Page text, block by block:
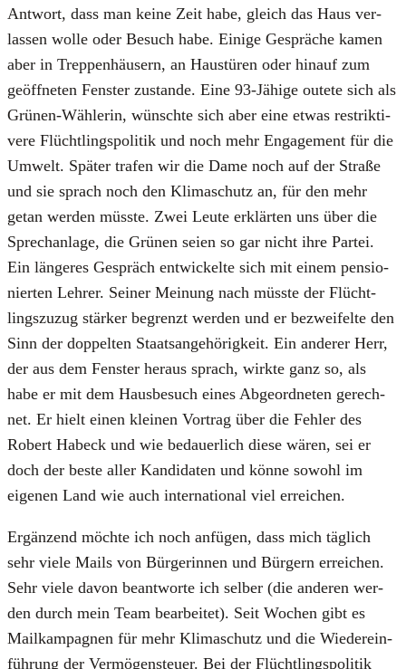
Ant­wort, dass man kei­ne Zeit habe, gleich das Haus ver­
las­sen wol­le oder Besuch habe. Eini­ge Gesprä­che kamen
aber in Trep­pen­häu­sern, an Haus­tü­ren oder hin­auf zum
geöff­ne­ten Fens­ter zustan­de. Eine 93-Jähi­ge oute­te sich als
Grü­nen-Wäh­le­rin, wünsch­te sich aber eine etwas restrik­ti­
ve­re Flücht­lings­po­li­tik und noch mehr Enga­ge­ment für die
Umwelt. Spä­ter tra­fen wir die Dame noch auf der Stra­ße
und sie sprach noch den Kli­ma­schutz an, für den mehr
getan wer­den müss­te. Zwei Leu­te erklär­ten uns über die
Sprech­an­la­ge, die Grü­nen sei­en so gar nicht ihre Par­tei.
Ein län­ge­res Gespräch ent­wi­ckel­te sich mit einem pen­sio­
nier­ten Leh­rer. Sei­ner Mei­nung nach müss­te der Flücht­
lings­zu­zug stär­ker begrenzt wer­den und er bezwei­fel­te den
Sinn der dop­pel­ten Staats­an­ge­hö­rig­keit. Ein ande­rer Herr,
der aus dem Fens­ter her­aus sprach, wirk­te ganz so, als
habe er mit dem Haus­be­such eines Abge­ord­ne­ten gerech­
net. Er hielt einen klei­nen Vor­trag über die Feh­ler des
Robert Habeck und wie bedau­er­lich die­se wären, sei er
doch der bes­te aller Kan­di­da­ten und kön­ne sowohl im
eige­nen Land wie auch inter­na­tio­nal viel errei­chen.
Ergän­zend möch­te ich noch anfü­gen, dass mich täg­lich
sehr vie­le Mails von Bür­ge­rin­nen und Bür­gern errei­chen.
Sehr vie­le davon beant­wor­te ich sel­ber (die ande­ren wer­
den durch mein Team bear­bei­tet). Seit Wochen gibt es
Mail­kam­pa­gnen für mehr Kli­ma­schutz und die Wie­der­ein­
füh­rung der Ver­mö­gen­steu­er. Bei der Flücht­lings­po­li­tik